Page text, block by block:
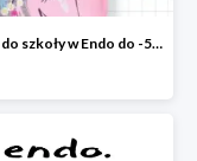
Powrót do szkoły w Endo do -50%